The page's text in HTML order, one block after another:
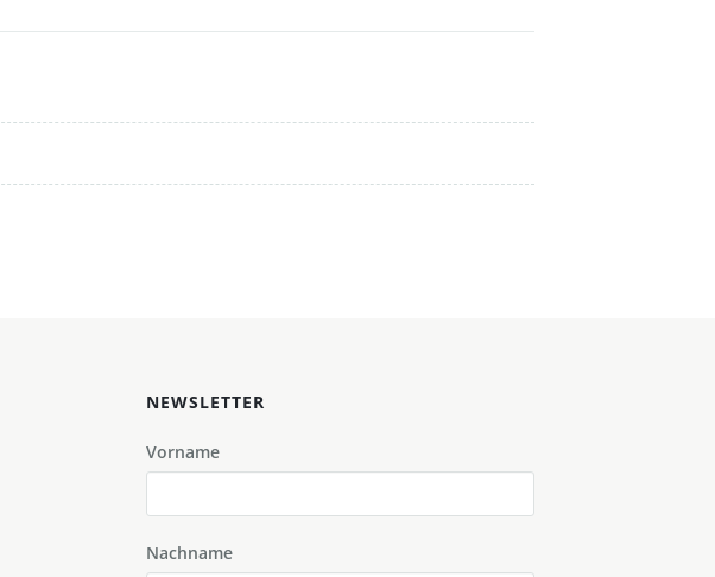
NEWSLETTER
Vorname
Nachname